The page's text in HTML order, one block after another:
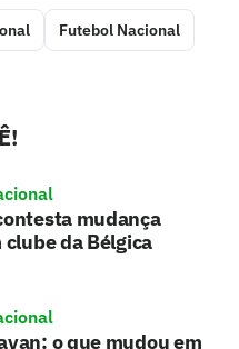
Futebol Nacional
mudança
da Bélgica
o que mudou em